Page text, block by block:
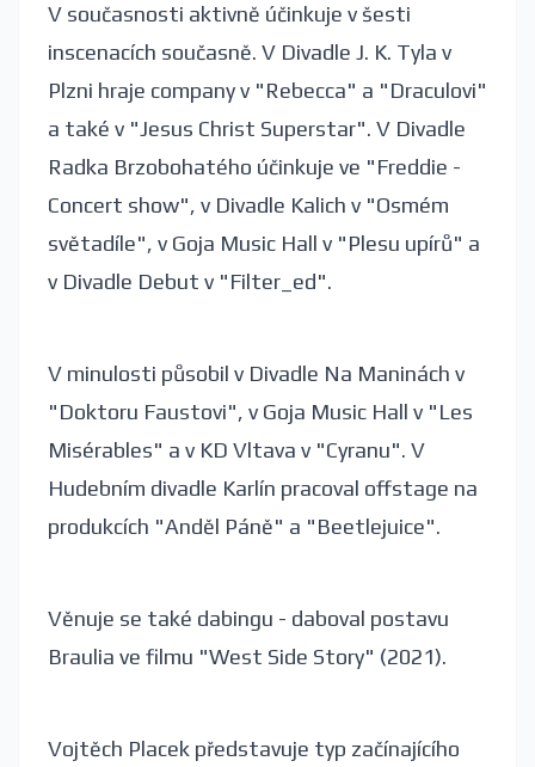
V současnosti aktivně účinkuje v šesti
inscenacích současně. V Divadle J. K. Tyla v
Plzni hraje company v "Rebecca" a "Draculovi"
a také v "Jesus Christ Superstar". V Divadle
Radka Brzobohatého účinkuje ve "Freddie -
Concert show", v Divadle Kalich v "Osmém
světadíle", v Goja Music Hall v "Plesu upírů" a
v Divadle Debut v "Filter_ed".
V minulosti působil v Divadle Na Maninách v
"Doktoru Faustovi", v Goja Music Hall v "Les
Misérables" a v KD Vltava v "Cyranu". V
Hudebním divadle Karlín pracoval offstage na
produkcích "Anděl Páně" a "Beetlejuice".
Věnuje se také dabingu - daboval postavu
Braulia ve filmu "West Side Story" (2021).
Vojtěch Placek představuje typ začínajícího